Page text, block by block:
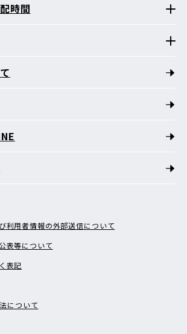
時間
利用者情報の外部送信について
表等について
表記
について